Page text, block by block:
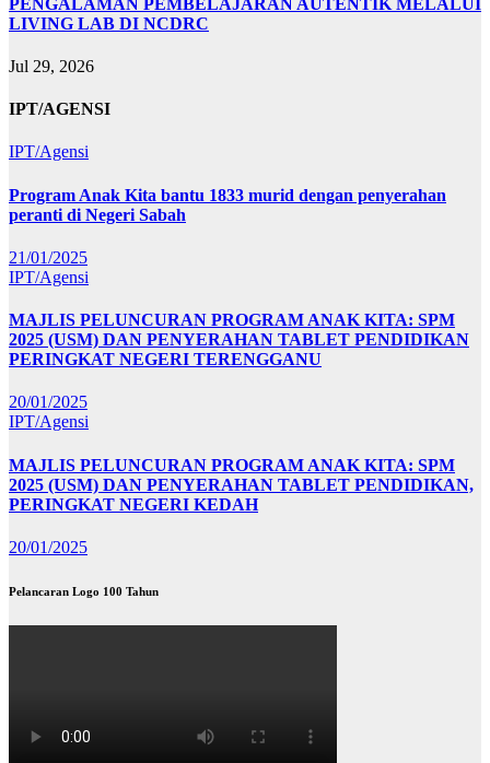
LIVING LAB DI NCDRC
Jul 29, 2026
IPT/AGENSI
IPT/Agensi
Program Anak Kita bantu 1833 murid dengan penyerahan
peranti di Negeri Sabah
21/01/2025
IPT/Agensi
MAJLIS PELUNCURAN PROGRAM ANAK KITA: SPM
2025 (USM) DAN PENYERAHAN TABLET PENDIDIKAN
PERINGKAT NEGERI TERENGGANU
20/01/2025
IPT/Agensi
MAJLIS PELUNCURAN PROGRAM ANAK KITA: SPM
2025 (USM) DAN PENYERAHAN TABLET PENDIDIKAN,
PERINGKAT NEGERI KEDAH
20/01/2025
Pelancaran Logo 100 Tahun